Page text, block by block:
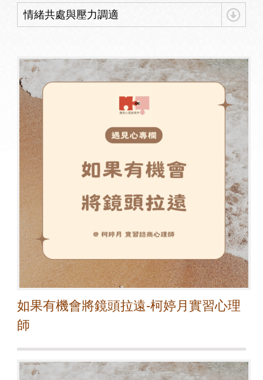
情緒共處與壓力調適
如果有機會將鏡頭拉遠-柯婷月實習心理
師